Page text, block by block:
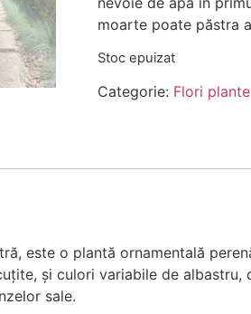
moarte poate păstra
Stoc epuizat
Categorie: Flori
este o plantă ornamentală
și culori variabile de
sale.